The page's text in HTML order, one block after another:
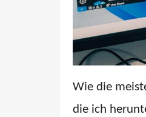
Wie die
die ich